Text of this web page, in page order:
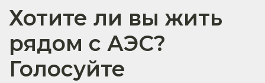
Хотите ли вы жить
рядом с АЭС?
Голосуйте